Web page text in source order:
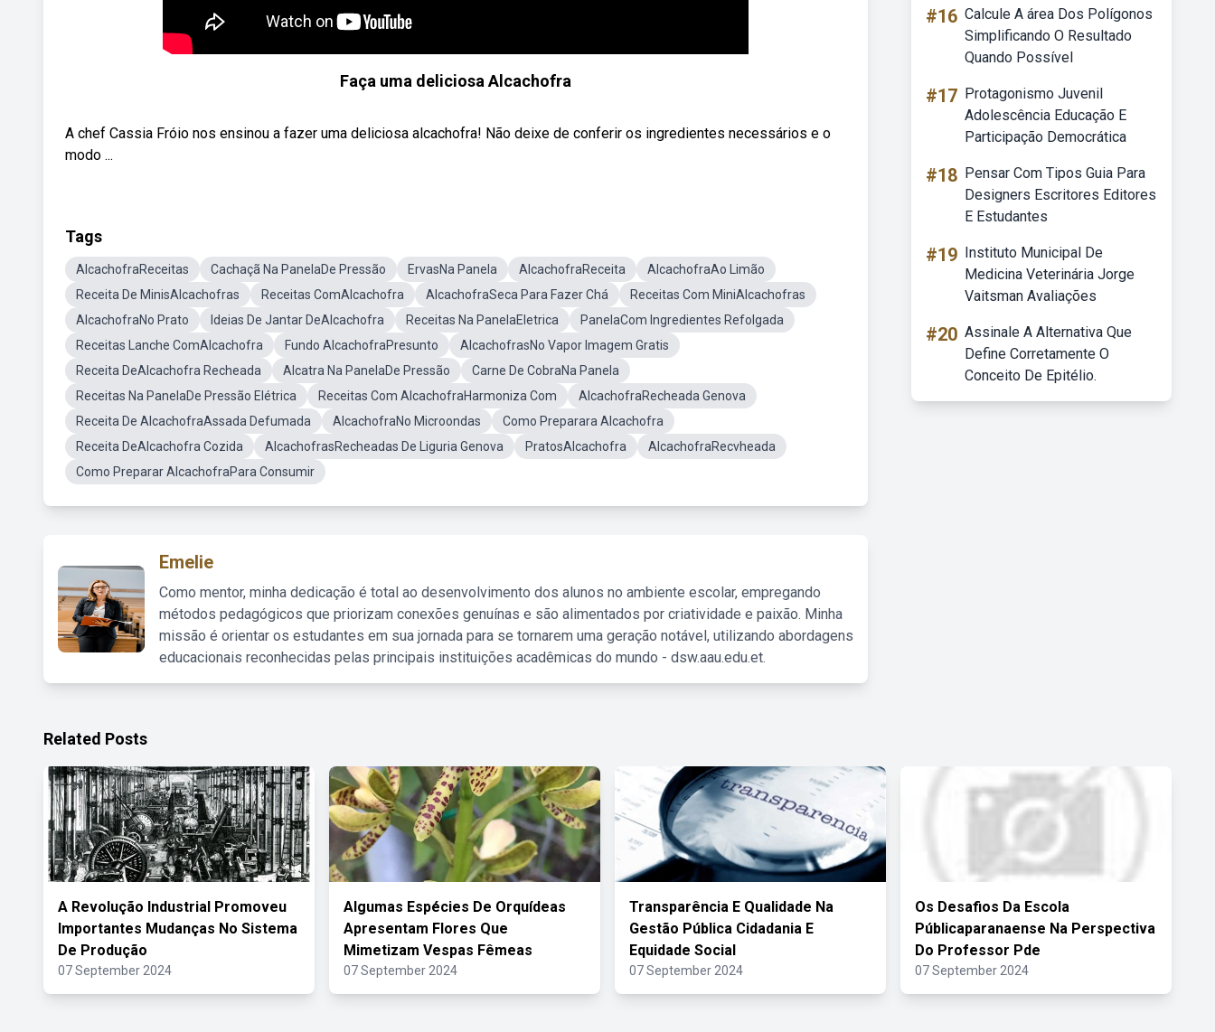
Faça uma deliciosa Alcachofra
A chef Cassia Fróio nos ensinou a fazer uma deliciosa alcachofra! Não deixe de conferir os ingredientes necessários e o
modo ...
Tags
AlcachofraReceitas Cachaçã Na PanelaDe Pressão ErvasNa Panela AlcachofraReceita
AlcachofraAo Limão
Receita De MinisAlcachofras
Receitas ComAlcachofra AlcachofraSeca Para Fazer Chá
Receitas Com MiniAlcachofras
AlcachofraNo Prato
Ideias De Jantar DeAlcachofra Receitas Na PanelaEletrica
PanelaCom Ingredientes Refolgada
Receitas Lanche ComAlcachofra
Fundo AlcachofraPresunto
AlcachofrasNo Vapor Imagem Gratis
Receita DeAlcachofra Recheada
Alcatra Na PanelaDe Pressão
Carne De CobraNa Panela
Receitas Na PanelaDe Pressão Elétrica
Receitas Com AlcachofraHarmoniza Com
AlcachofraRecheada Genova
Receita De AlcachofraAssada Defumada
AlcachofraNo Microondas
Como Preparara Alcachofra
Receita DeAlcachofra Cozida
AlcachofrasRecheadas De Liguria Genova PratosAlcachofra
AlcachofraRecvheada
Como Preparar AlcachofraPara Consumir
Emelie
Como mentor, minha dedicação é total ao desenvolvimento dos alunos no ambiente escolar, empregando
métodos pedagógicos que priorizam conexões genuínas e são alimentados por criatividade e paixão. Minha
missão é orientar os estudantes em sua jornada para se tornarem uma geração notável, utilizando abordagens
educacionais reconhecidas pelas principais instituições acadêmicas do mundo - dsw.aau.edu.et.
#16 Calcule A área Dos Polígonos
Simplificando O Resultado
Quando Possível
#17 Protagonismo Juvenil
Adolescência Educação E
Participação Democrática
#18 Pensar Com Tipos Guia Para
Designers Escritores Editores
E Estudantes
#19 Instituto Municipal De
Medicina Veterinária Jorge
Vaitsman Avaliações
#20 Assinale A Alternativa Que
Define Corretamente O
Conceito De Epitélio.
Related Posts
A Revolução Industrial Promoveu
Importantes Mudanças No Sistema
De Produção
07 September 2024
Algumas Espécies De Orquídeas
Apresentam Flores Que
Mimetizam Vespas Fêmeas
07 September 2024
Transparência E Qualidade Na
Gestão Pública Cidadania E
Equidade Social
07 September 2024
Os Desafios Da Escola
Públicaparanaense Na Perspectiva
Do Professor Pde
07 September 2024